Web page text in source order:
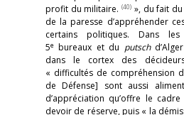
profit du militaire.(40) », du fait
de la paresse d’appréhender
certains politiques. Dans
5e bureaux et du putsch
dans le cortex des
« difficultés de compréhension
de Défense] sont aussi
d’appréciation qu’offre le
devoir de réserve, puis « la